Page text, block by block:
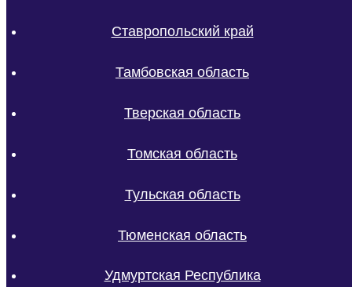
Ставропольский край
Тамбовская область
Тверская область
Томская область
Тульская область
Тюменская область
Удмуртская Республика